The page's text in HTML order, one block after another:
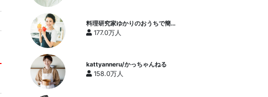
料理研究家ゆかりのおうちで簡単
レシピ / Yukari's Kitchen
177.0万人
kattyanneru/かっちゃんねる
158.0万人